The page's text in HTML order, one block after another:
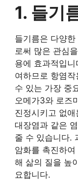
1. 들기
들기름은 다양
로써 많은 관심
용에 효과적입
여하므로 항염
수 있는 가장 중
오메가3와 로즈
진정시키고 없
대장염과 같은
줄 수 있습니다.
암화를 촉진하
해 삶의 질을 높
요합니다.